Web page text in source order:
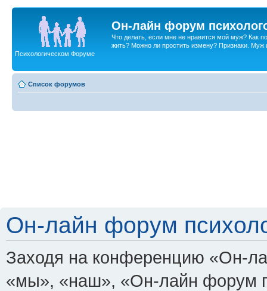
Он-лайн форум
Что делать, если мне не нравится мой муж? Как
жить? Можно ли простить измену? Признаки. Муж
Психологическом Форуме
Список форумов
Он-лайн форум
Заходя на конференцию «Он-
«мы», «наш», «Он-лайн форум